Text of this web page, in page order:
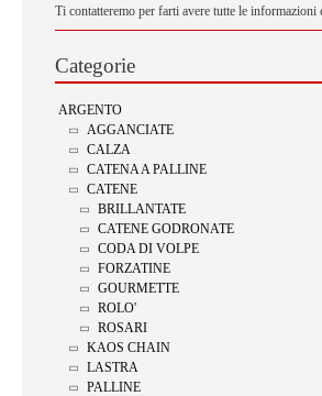
Ti contatteremo per farti avere tutte le informazioni
Categorie
ARGENTO
AGGANCIATE
CALZA
CATENA A PALLINE
CATENE
BRILLANTATE
CATENE GODRONATE
CODA DI VOLPE
FORZATINE
GOURMETTE
ROLO'
ROSARI
KAOS CHAIN
LASTRA
PALLINE